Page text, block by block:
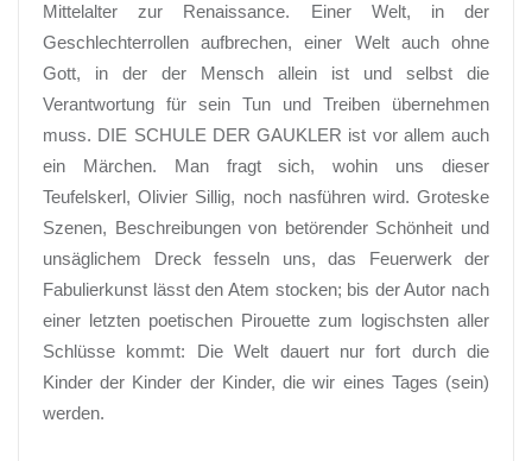
Mittelalter zur Renaissance. Einer Welt, in der
Geschlechterrollen aufbrechen, einer Welt auch ohne
Gott, in der der Mensch allein ist und selbst die
Verantwortung für sein Tun und Treiben übernehmen
muss. DIE SCHULE DER GAUKLER ist vor allem auch
ein Märchen. Man fragt sich, wohin uns dieser
Teufelskerl, Olivier Sillig, noch nasführen wird. Groteske
Szenen, Beschreibungen von betörender Schönheit und
unsäglichem Dreck fesseln uns, das Feuerwerk der
Fabulierkunst lässt den Atem stocken; bis der Autor nach
einer letzten poetischen Pirouette zum logischsten aller
Schlüsse kommt: Die Welt dauert nur fort durch die
Kinder der Kinder der Kinder, die wir eines Tages (sein)
werden.